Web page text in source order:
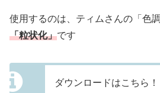
使用するのは、ティムさんの「色
「粒状化」です
ダウンロードはこちら！